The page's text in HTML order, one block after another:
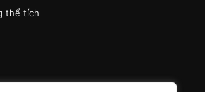
thể tích